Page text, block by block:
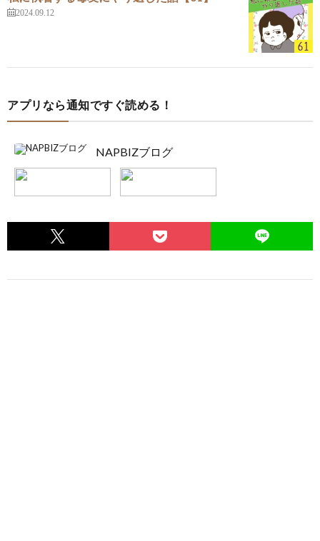
2024.09.12
アプリなら通知ですぐ読める！
NAPBIZブログ